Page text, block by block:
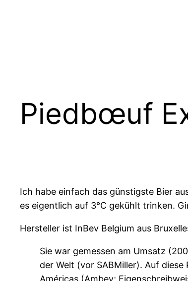
Piedbœuf
Ich habe einfach das günstigste Bier
es eigentlich auf 3°C gekühlt trinken.
Hersteller ist InBev Belgium aus
Sie war gemessen am Umsatz
der Welt (vor SABMiller). Auf
Américas (Ambev;